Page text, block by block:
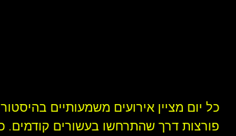
כל יום מציין אירועים משמעותיים
פורצות דרך שהתרחשו בעשורים קודמים.